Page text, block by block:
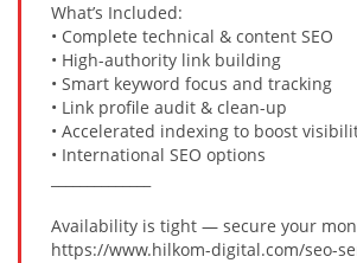
MIKULÁŠ, ČERTI
MASOPUST
SVĚTOVÝ DEN VODY 22. BŘEZEN
What’s Included:
• Complete technical & content SEO
• High-authority link building
• Smart keyword focus and tracking
• Link profile audit & clean-up
• Accelerated indexing to boost
• International SEO options
Availability is tight — secure your
https://www.hilkom-digital.com/seo-